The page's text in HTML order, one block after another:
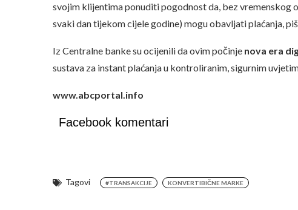
svojim klijentima ponuditi pogodnost da, bez vremenskog
svaki dan tijekom cijele godine) mogu obavljati plaćanja,
Iz Centralne banke su ocijenili da ovim počinje nova era
sustava za instant plaćanja u kontroliranim, sigurnim
www.abcportal.info
Facebook komentari
Tagovi #TRANSAKCIJE KONVERTIBIČNE MARKE